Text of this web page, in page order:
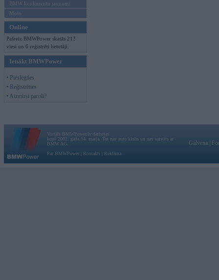
BMW konkurentu jaunumi
Moto
Online
Pašreiz BMWPower skatās 213
viesi un 6 reģistrēti lietotāji.
Ienākt BMWPower
• Pieslēgties
• Reģistrēties
• Aizmirsi paroli?
Vortāls BMWPower.lv darbojas
kopš 2002. gada 14. maija. Tas nav auto klubs un nav saistīts ar
BMW AG.
Par BMWPower
Kontakti Reklāma
Galvena